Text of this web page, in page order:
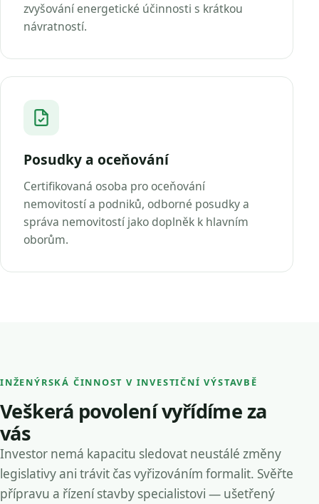
zvyšování energetické účinnosti s krátkou
návratností.
Posudky a oceňování
Certifikovaná osoba pro oceňování
nemovitostí a podniků, odborné posudky a
správa nemovitostí jako doplněk k hlavním
oborům.
INŽENÝRSKÁ ČINNOST V INVESTIČNÍ VÝSTAVBĚ
Veškerá povolení vyřídíme za
vás
Investor nemá kapacitu sledovat neustálé změny
legislativy ani trávit čas vyřizováním formalit. Svěřte
přípravu a řízení stavby specialistovi — ušetřený